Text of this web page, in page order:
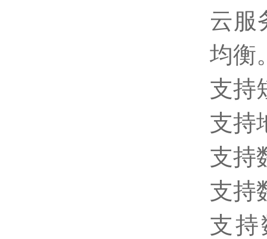
云服
均衡
支持
支持
支持
支持
支持